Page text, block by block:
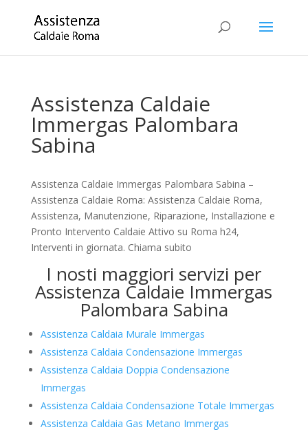
Assistenza Caldaie
Immergas Palombara
Sabina
Assistenza Caldaie Immergas Palombara Sabina –
Assistenza Caldaie Roma: Assistenza Caldaie Roma,
Assistenza, Manutenzione, Riparazione, Installazione e
Pronto Intervento Caldaie Attivo su Roma h24,
Interventi in giornata. Chiama subito
I nosti maggiori servizi per
Assistenza Caldaie Immergas
Palombara Sabina
Assistenza Caldaia Murale Immergas
Assistenza Caldaia Condensazione Immergas
Assistenza Caldaia Doppia Condensazione
Immergas
Assistenza Caldaia Condensazione Totale Immergas
Assistenza Caldaia Gas Metano Immergas